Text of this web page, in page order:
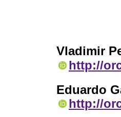
Vladimir
http://
Eduardo
http://